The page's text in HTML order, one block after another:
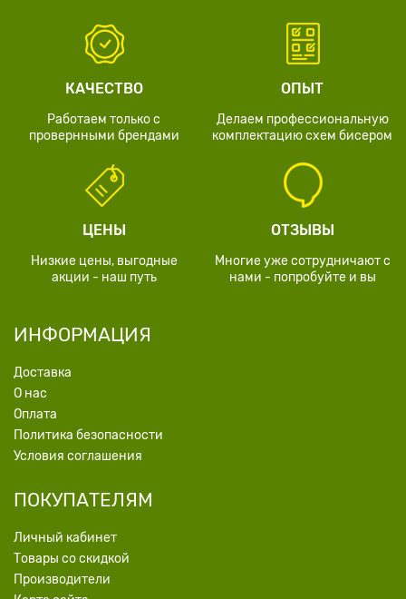
КАЧЕСТВО
Работаем только с
провернными брендами
ОПЫТ
Делаем профессиональную
комплектацию схем бисером
ЦЕНЫ
Низкие цены, выгодные
акции - наш путь
ОТЗЫВЫ
Многие уже сотрудничают с
нами - попробуйте и вы
ИНФОРМАЦИЯ
Доставка
О нас
Оплата
Политика безопасности
Условия соглашения
ПОКУПАТЕЛЯМ
Личный кабинет
Товары со скидкой
Производители